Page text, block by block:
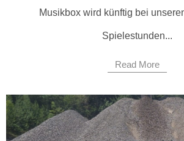
Musikbox wird künftig bei
Spielestunden...
Read More